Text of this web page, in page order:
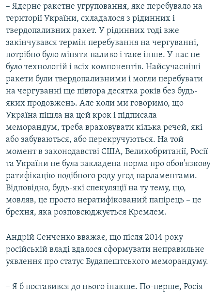
– Ядерне ракетне угруповання, яке перебувало на
території України, складалося з рідинних і
твердопаливних ракет. У рідинних тоді вже
закінчувався термін перебування на чергуванні,
потрібно було міняти паливо і таке інше. У нас не
було технологій і всіх компонентів. Найсучасніші
ракети були твердопаливними і могли перебувати
на чергуванні ще півтора десятка років без будь-
яких продовжень. Але коли ми говоримо, що
Україна пішла на цей крок і підписала
меморандум, треба враховувати кілька речей, які
або забуваються, або перекручуються. На той
момент в законодавстві США, Великобританії, Росії
та України не була закладена норма про обов'язкову
ратифікацію подібного роду угод парламентами.
Відповідно, будь-які спекуляції на ту тему, що,
мовляв, це просто нератифікований папірець – це
брехня, яка розповсюджується Кремлем.
Андрій Сенченко вважає, що після 2014 року
російській владі вдалося сформувати неправильне
уявлення про статус Будапештського меморандуму.
– Я б поставився до нього інакше. По-перше, Росія